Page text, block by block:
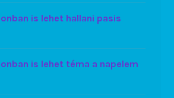
is lehet hallani pasis
is lehet téma a napelem